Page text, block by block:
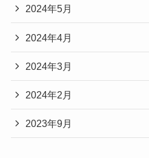
2024年5月
2024年4月
2024年3月
2024年2月
2023年9月